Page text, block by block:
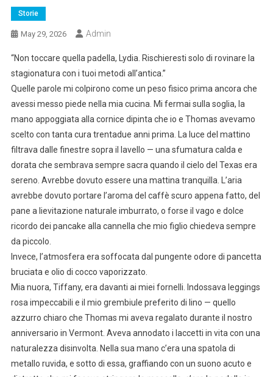
Storie
May 29, 2026 Admin
“Non toccare quella padella, Lydia. Rischieresti solo di rovinare la
stagionatura con i tuoi metodi all’antica.”
Quelle parole mi colpirono come un peso fisico prima ancora che
avessi messo piede nella mia cucina. Mi fermai sulla soglia, la
mano appoggiata alla cornice dipinta che io e Thomas avevamo
scelto con tanta cura trentadue anni prima. La luce del mattino
filtrava dalle finestre sopra il lavello — una sfumatura calda e
dorata che sembrava sempre sacra quando il cielo del Texas era
sereno. Avrebbe dovuto essere una mattina tranquilla. L’aria
avrebbe dovuto portare l’aroma del caffè scuro appena fatto, del
pane a lievitazione naturale imburrato, o forse il vago e dolce
ricordo dei pancake alla cannella che mio figlio chiedeva sempre
da piccolo.
Invece, l’atmosfera era soffocata dal pungente odore di pancetta
bruciata e olio di cocco vaporizzato.
Mia nuora, Tiffany, era davanti ai miei fornelli. Indossava leggings
rosa impeccabili e il mio grembiule preferito di lino — quello
azzurro chiaro che Thomas mi aveva regalato durante il nostro
anniversario in Vermont. Aveva annodato i laccetti in vita con una
naturalezza disinvolta. Nella sua mano c’era una spatola di
metallo ruvida, e sotto di essa, graffiando con un suono acuto e